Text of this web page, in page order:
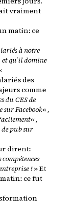
vraiment
matin: ce
à notre
et qu’il domine
des
comme
du CES de
sur Facebook« ,
« ,
pub sur
dirent:
!» Et
ce fut